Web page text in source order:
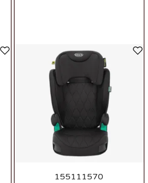
155111570